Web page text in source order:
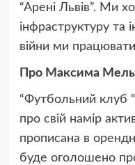
“Арені Львів”. Ми
інфраструктуру та
війни ми
Про Максима
“Футбольний клуб
про свій намір
прописана в
буде оголошено